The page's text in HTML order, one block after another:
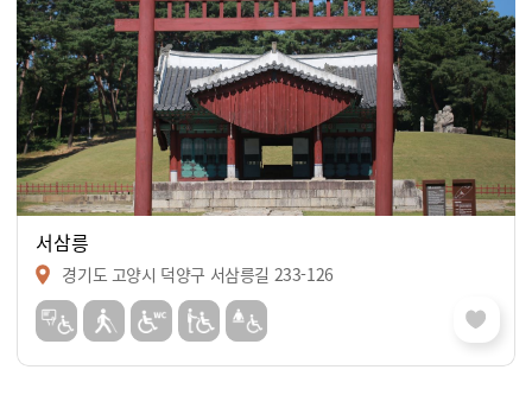
서삼릉
경기도 고양시 덕양구 서삼릉길 233-126